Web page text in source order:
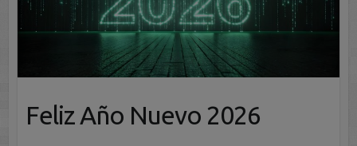
Feliz Año Nuevo 2026